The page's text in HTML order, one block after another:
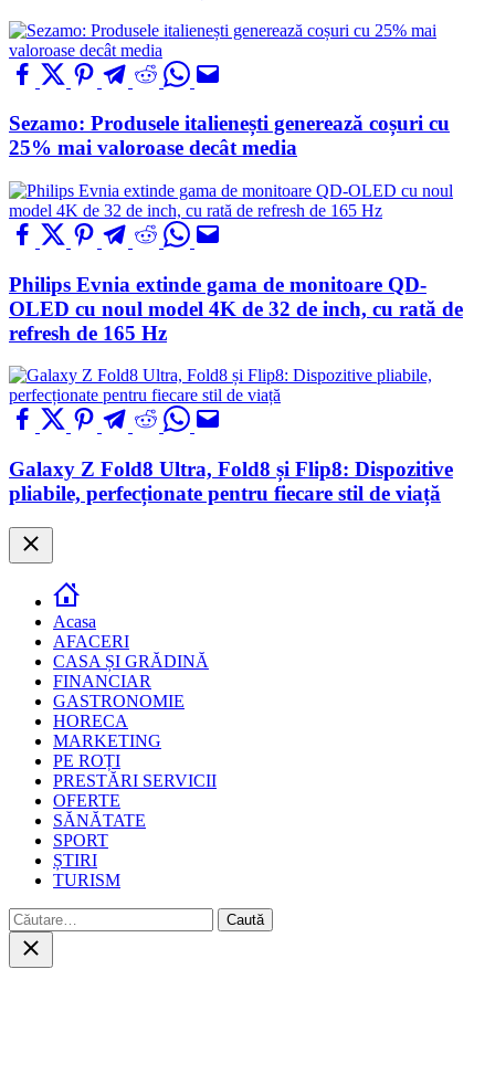
Sezamo: Produsele italienești generează coșuri cu
25% mai valoroase decât media
Philips Evnia extinde gama de monitoare QD-
OLED cu noul model 4K de 32 de inch, cu rată de
refresh de 165 Hz
Galaxy Z Fold8 Ultra, Fold8 și Flip8: Dispozitive
pliabile, perfecționate pentru fiecare stil de viață
Close
Acasa
AFACERI
CASA ȘI GRĂDINĂ
FINANCIAR
GASTRONOMIE
HORECA
MARKETING
PE ROȚI
PRESTĂRI SERVICII
OFERTE
SĂNĂTATE
SPORT
ȘTIRI
TURISM
Caută
după:
Close
search